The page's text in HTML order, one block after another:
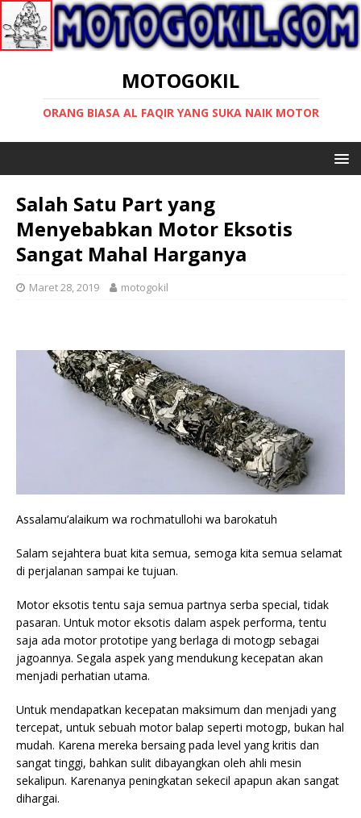
MOTOGOKIL
ORANG BIASA AL FAQIR YANG SUKA NAIK MOTOR
Salah Satu Part yang
Menyebabkan Motor Eksotis
Sangat Mahal Harganya
Maret 28, 2019 motogokil
Assalamu’alaikum wa rochmatullohi wa barokatuh
Salam sejahtera buat kita semua, semoga kita semua selamat
di perjalanan sampai ke tujuan.
Motor eksotis tentu saja semua partnya serba special, tidak
pasaran. Untuk motor eksotis dalam aspek performa, tentu
saja ada motor prototipe yang berlaga di motogp sebagai
jagoannya. Segala aspek yang mendukung kecepatan akan
menjadi perhatian utama.
Untuk mendapatkan kecepatan maksimum dan menjadi yang
tercepat, untuk sebuah motor balap seperti motogp, bukan hal
mudah. Karena mereka bersaing pada level yang kritis dan
sangat tinggi, bahkan sulit dibayangkan oleh ahli mesin
sekalipun. Karenanya peningkatan sekecil apapun akan sangat
dihargai.